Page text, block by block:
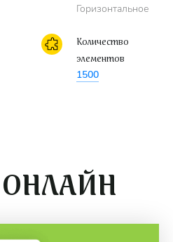
Горизонтальное
Количество
элементов
1500